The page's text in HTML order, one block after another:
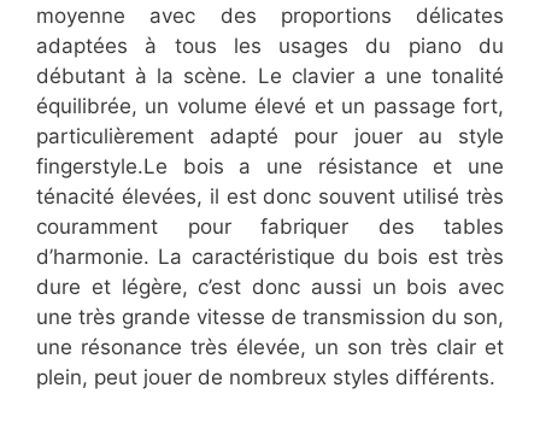
moyenne avec des proportions délicates
adaptées à tous les usages du piano du
débutant à la scène. Le clavier a une tonalité
équilibrée, un volume élevé et un passage fort,
particulièrement adapté pour jouer au style
fingerstyle.Le bois a une résistance et une
ténacité élevées, il est donc souvent utilisé très
couramment pour fabriquer des tables
d’harmonie. La caractéristique du bois est très
dure et légère, c’est donc aussi un bois avec
une très grande vitesse de transmission du son,
une résonance très élevée, un son très clair et
plein, peut jouer de nombreux styles différents.